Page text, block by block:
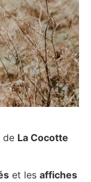
de La Cocotte
et les affiches